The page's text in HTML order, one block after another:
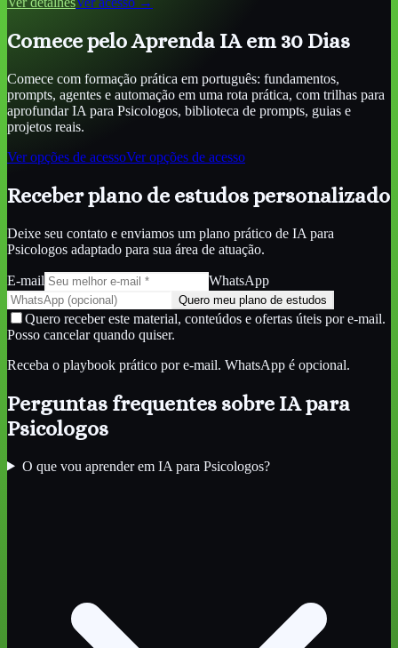
Comece pelo Aprenda IA em 30 Dias
Comece com formação prática em português: fundamentos,
prompts, agentes e automação em uma rota prática, com trilhas para
aprofundarIA para Psicologos, biblioteca de prompts, guias e
projetos reais.
Ver opções de acessoVer opções de acesso
Receber plano de estudos personalizado
Deixe seu contato e enviamos um plano prático de IA para
Psicologos adaptado para sua área de atuação.
E-mail WhatsApp
Quero meu plano de estudos
Quero receber este material, conteúdos e ofertas úteis por e-mail.
Posso cancelar quando quiser.
Receba o playbook prático por e-mail. WhatsApp é opcional.
Perguntas frequentes sobre IA para
Psicologos
O que vou aprender em IA para Psicologos?